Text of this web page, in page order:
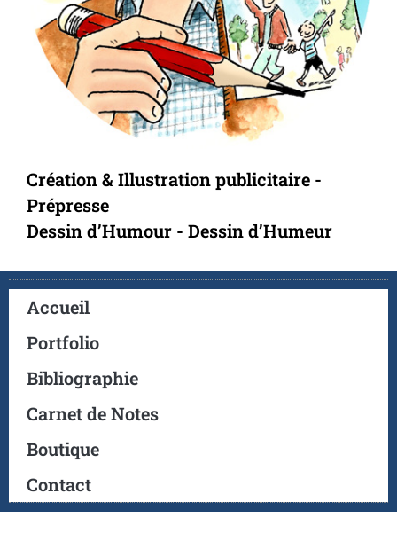
Création & Illustration publicitaire -
Prépresse
Dessin d’Humour - Dessin d’Humeur
Accueil
Portfolio
Bibliographie
Carnet de Notes
Boutique
Contact